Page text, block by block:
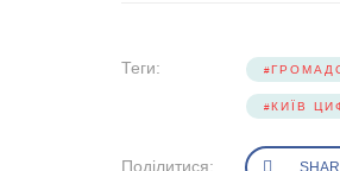
Теги:
КИЇВ
Поділитися: